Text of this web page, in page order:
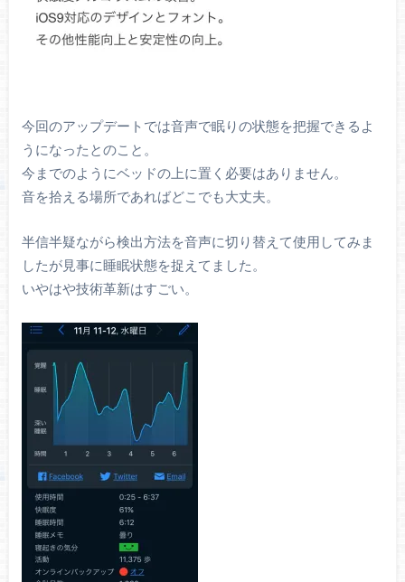
今回のアップデートでは音声で眠りの状態を把握できるよ
うになったとのこと。
今までのようにベッドの上に置く必要はありません。
音を拾える場所であればどこでも大丈夫。
半信半疑ながら検出方法を音声に切り替えて使用してみま
したが見事に睡眠状態を捉えてました。
いやはや技術革新はすごい。